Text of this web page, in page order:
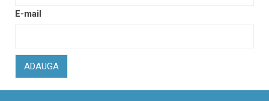
E-mail
ADAUGA